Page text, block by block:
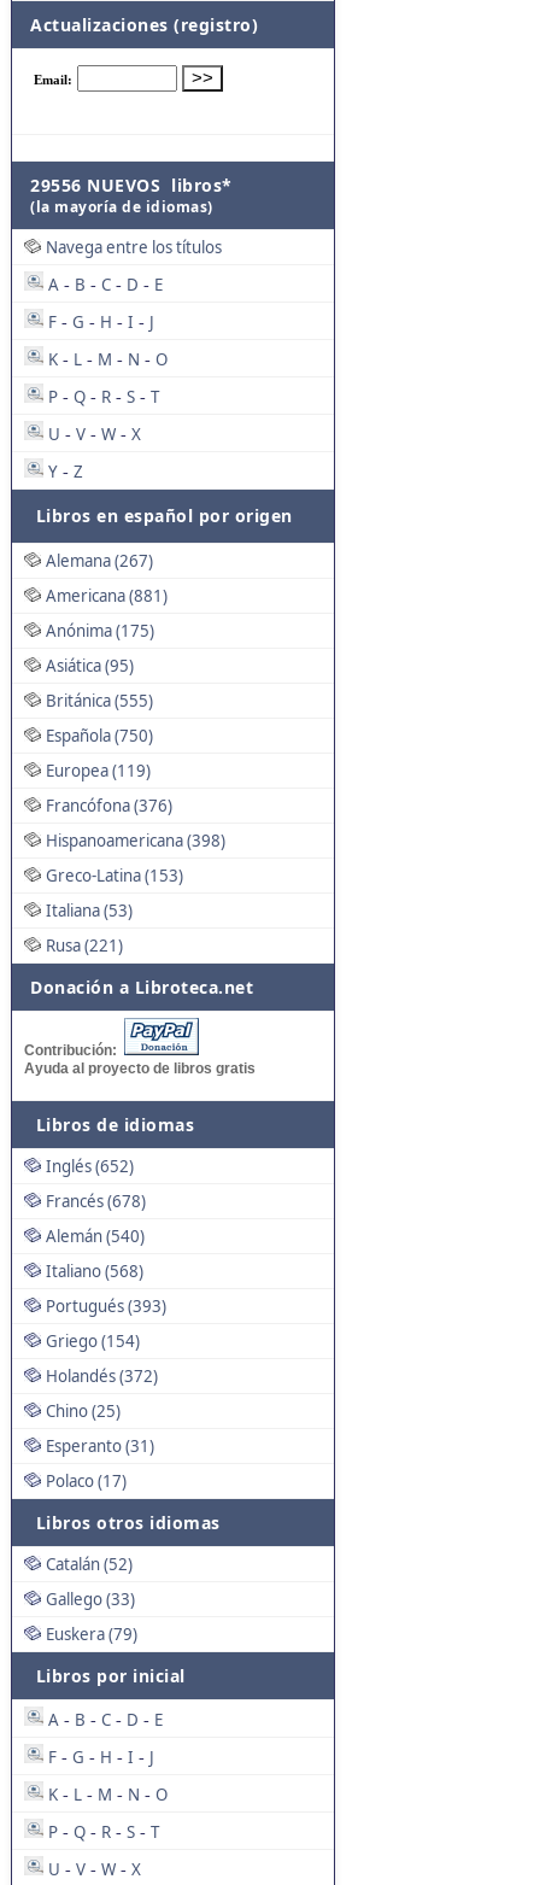
Actualizaciones (registro)
29556 NUEVOS libros*
(la mayoría de idiomas)
Navega entre los títulos
A - B - C - D - E
F - G - H - I - J
K - L - M - N - O
P - Q - R - S - T
U - V - W - X
Y - Z
Libros en español por origen
Alemana (267)
Americana (881)
Anónima (175)
Asiática (95)
Británica (555)
Española (750)
Europea (119)
Francófona (376)
Hispanoamericana (398)
Greco-Latina (153)
Italiana (53)
Rusa (221)
Donación a Libroteca.net
Contribución:
Ayuda al proyecto de libros gratis
Libros de idiomas
Inglés (652)
Francés (678)
Alemán (540)
Italiano (568)
Portugués (393)
Griego (154)
Holandés (372)
Chino (25)
Esperanto (31)
Polaco (17)
Libros otros idiomas
Catalán (52)
Gallego (33)
Euskera (79)
Libros por inicial
A - B - C - D - E
F - G - H - I - J
K - L - M - N - O
P - Q - R - S - T
U - V - W - X